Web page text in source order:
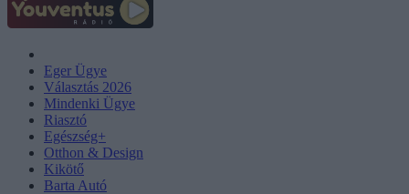
Eger Ügye
Választás 2026
Mindenki Ügye
Riasztó
Egészség+
Otthon & Design
Kikötő
Barta Autó